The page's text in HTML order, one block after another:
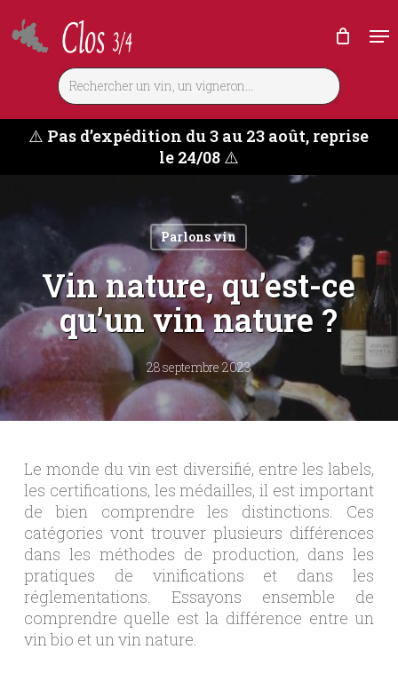
to
main
⚠️ Pas d’expédition du 3 au 23 août, reprise
le 24/08⚠️
Parlons vin
Vin nature, qu’est-ce
qu’un vin nature ?
28 septembre 2023
Le monde du vin est diversifié, entre les labels,
les certifications, les médailles, il est important
de bien comprendre les distinctions. Ces
catégories vont trouver plusieurs différences
dans les méthodes de production, dans les
pratiques de vinifications et dans les
réglementations. Essayons ensemble de
comprendre quelle est la différence entre un
vin bio et un vin nature.